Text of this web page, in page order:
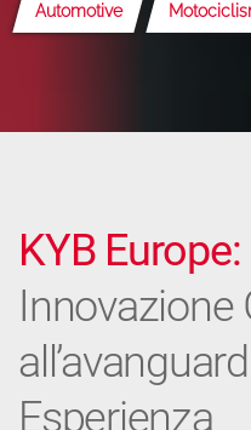
Automotive
KYB Europe:
Innovazione
Esperienza